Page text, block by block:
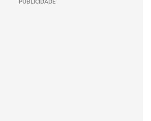
PUBLICIDADE